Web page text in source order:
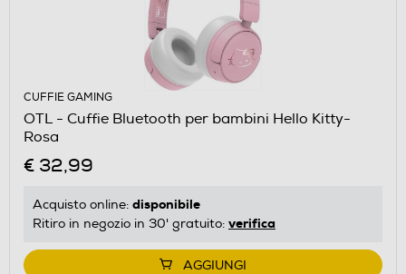
CUFFIE GAMING
OTL - Cuffie Bluetooth per bambini Hello Kitty-
Rosa
€ 32,99
Acquisto online: disponibile
Ritiro in negozio in 30' gratuito: verifica
AGGIUNGI